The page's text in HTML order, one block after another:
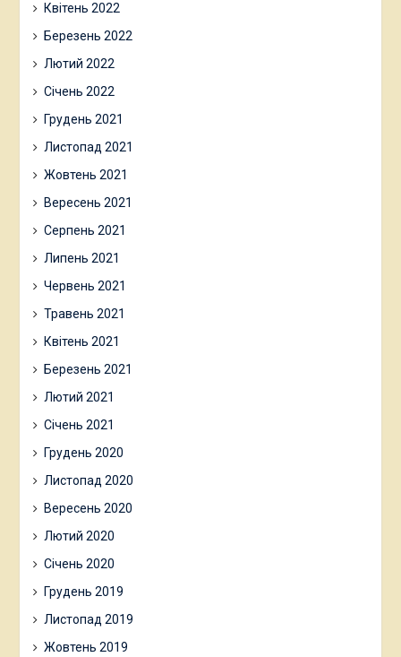
Квітень 2022
Березень 2022
Лютий 2022
Січень 2022
Грудень 2021
Листопад 2021
Жовтень 2021
Вересень 2021
Серпень 2021
Липень 2021
Червень 2021
Травень 2021
Квітень 2021
Березень 2021
Лютий 2021
Січень 2021
Грудень 2020
Листопад 2020
Вересень 2020
Лютий 2020
Січень 2020
Грудень 2019
Листопад 2019
Жовтень 2019